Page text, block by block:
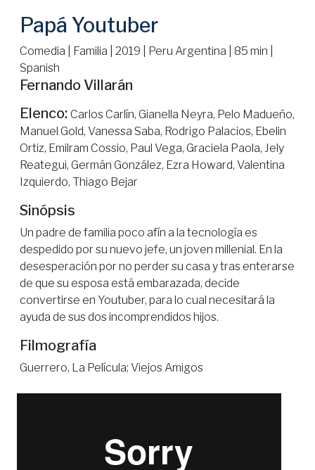
Papá Youtuber
Comedia | Familia | 2019 | Peru Argentina | 85 min |
Spanish
Fernando Villarán
Elenco: Carlos Carlín, Gianella Neyra, Pelo Madueño,
Manuel Gold, Vanessa Saba, Rodrigo Palacios, Ebelin
Ortiz, Emilram Cossio, Paul Vega, Graciela Paola, Jely
Reategui, Germán González, Ezra Howard, Valentina
Izquierdo, Thiago Bejar
Sinópsis
Un padre de familia poco afín a la tecnología es
despedido por su nuevo jefe, un joven millenial. En la
desesperación por no perder su casa y tras enterarse
de que su esposa está embarazada, decide
convertirse en Youtuber, para lo cual necesitará la
ayuda de sus dos incomprendidos hijos.
Filmografía
Guerrero, La Película; Viejos Amigos